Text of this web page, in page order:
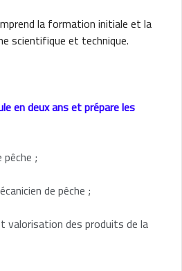
la formation initiale et la
scientifique et technique.
en deux ans et prépare les
;
de pêche ;
valorisation des produits de la